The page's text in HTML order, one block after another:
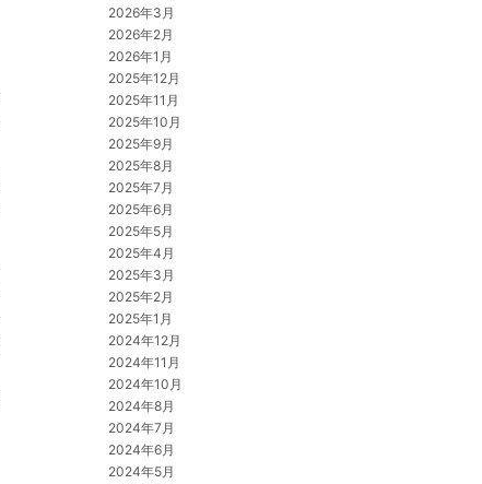
2026年3月
2026年2月
2026年1月
2025年12月
2025年11月
2025年10月
2025年9月
2025年8月
2025年7月
2025年6月
2025年5月
2025年4月
2025年3月
2025年2月
2025年1月
2024年12月
2024年11月
2024年10月
2024年8月
2024年7月
2024年6月
2024年5月